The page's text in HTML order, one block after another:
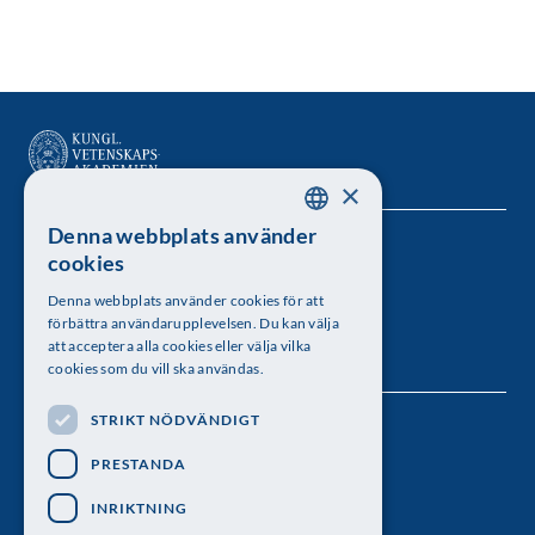
Kungl. Vetenskapsakademien
Besöksadress: Lilla Frescativägen 4A
Telefon: 08-673 95 00
Följ oss
SWEDISH
×
Denna webbplats använder
cookies
Denna webbplats använder cookies för att
förbättra användarupplevelsen. Du kan välja
att acceptera alla cookies eller välja vilka
cookies som du vill ska användas.
STRIKT NÖDVÄNDIGT
PRESTANDA
INRIKTNING